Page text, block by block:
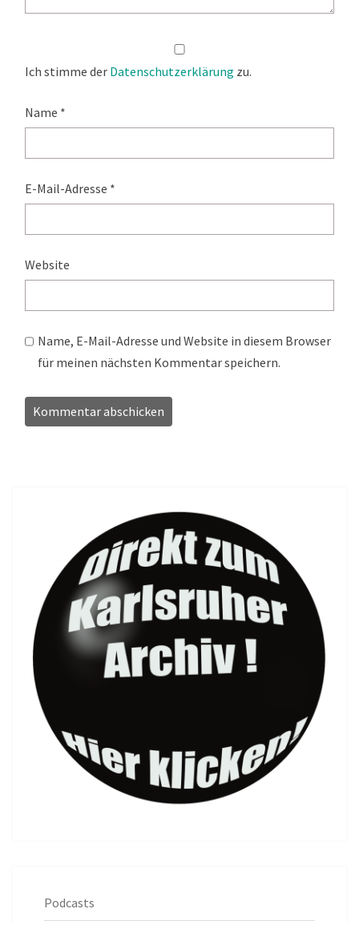
Ich stimme der Datenschutzerklärung zu.
Name *
E-Mail-Adresse *
Website
Name, E-Mail-Adresse und Website in diesem Browser
für meinen nächsten Kommentar speichern.
Podcasts